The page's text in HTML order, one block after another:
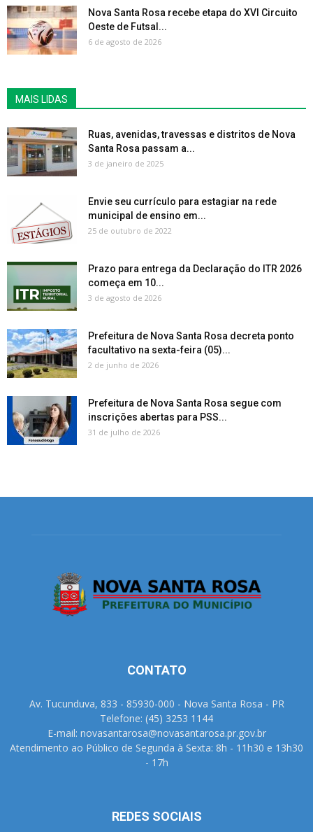
Nova Santa Rosa recebe etapa do XVI Circuito
Oeste de Futsal...
6 de agosto de 2026
MAIS LIDAS
Ruas, avenidas, travessas e distritos de Nova
Santa Rosa passam a...
3 de janeiro de 2025
Envie seu currículo para estagiar na rede
municipal de ensino em...
25 de outubro de 2022
Prazo para entrega da Declaração do ITR 2026
começa em 10...
3 de agosto de 2026
Prefeitura de Nova Santa Rosa decreta ponto
facultativo na sexta-feira (05)...
2 de junho de 2026
Prefeitura de Nova Santa Rosa segue com
inscrições abertas para PSS...
31 de julho de 2026
CONTATO
Av. Tucunduva, 833 - 85930-000 - Nova Santa Rosa - PR
Telefone: (45) 3253 1144
E-mail: novasantarosa@novasantarosa.pr.gov.br
Atendimento ao Público de Segunda à Sexta: 8h - 11h30 e 13h30
- 17h
REDES SOCIAIS